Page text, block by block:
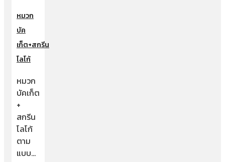
หมวก
บัค
เก็ต+สกรีน
โลโก้
หมวก
บัคเก็ต
+
สกรีน
โลโก้
ตาม
แบบ…